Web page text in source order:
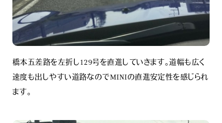
橋本五差路を左折し129号を直進していきます。道幅も広く
速度も出しやすい道路なのでMINIの直進安定性を感じられ
ます。